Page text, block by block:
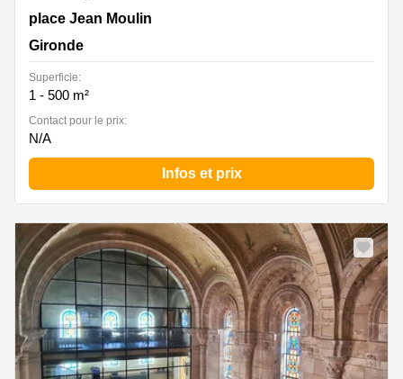
23 place Jean Moulin, Gironde
place Jean Moulin
Gironde
Superficie:
1 - 500 m²
Contact pour le prix:
N/A
Infos et prix